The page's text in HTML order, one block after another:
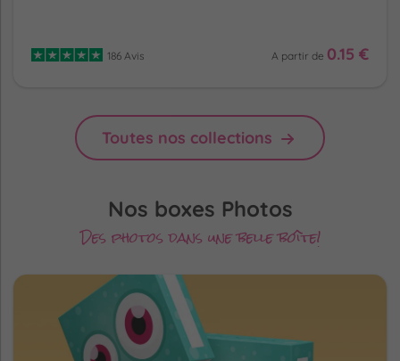
186 Avis A partir de 0.15 €
Toutes nos collections
Nos boxes Photos
Des photos dans une belle boîte!